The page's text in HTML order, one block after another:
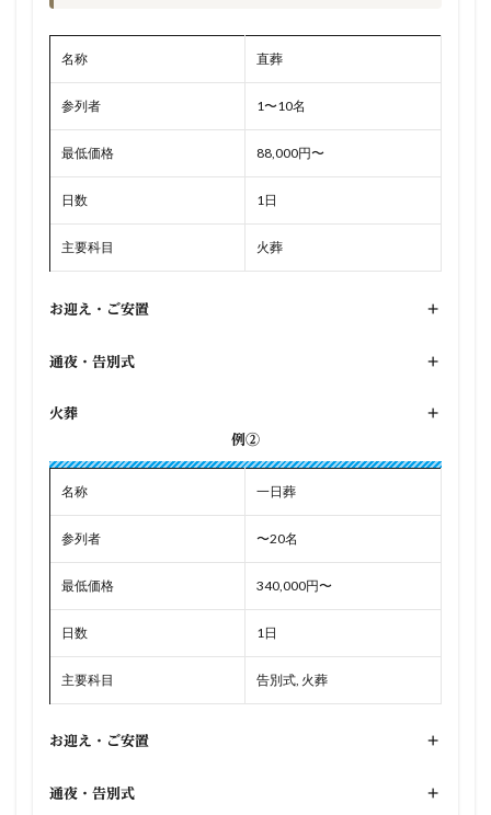
名称 直葬
参列者 1〜10名
最低価格 88,000円〜
日数 1日
主要科目 火葬
お迎え・ご安置 +
通夜・告別式 +
火葬
+
例②
名称 一日葬
参列者 〜20名
最低価格 340,000円〜
日数 1日
主要科目 告別式, 火葬
お迎え・ご安置 +
通夜・告別式 +